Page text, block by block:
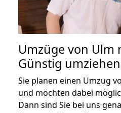
Umzüge von Ulm
Günstig umziehen
Sie planen einen Umzug
und möchten dabei
Dann sind Sie bei uns